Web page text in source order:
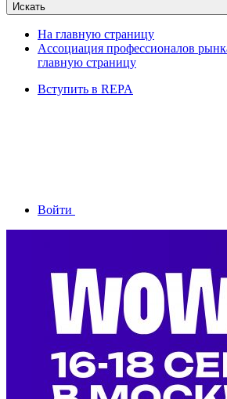
Искать
На главную страницу
Ассоциация профессионалов
главную страницу
Вступить в REPA
Войти